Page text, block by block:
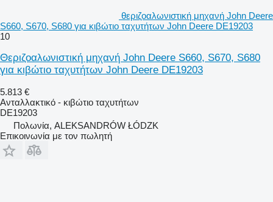
θεριζοαλωνιστική μηχανή John Deere
S660, S670, S680 για κιβώτιο ταχυτήτων John Deere DE19203
10
Θεριζοαλωνιστική μηχανή John Deere S660, S670, S680
για κιβώτιο ταχυτήτων John Deere DE19203
5.813 €
Ανταλλακτικό - κιβώτιο ταχυτήτων
DE19203
Πολωνία, ALEKSANDRÓW ŁÓDZK
Επικοινωνία με τον πωλητή